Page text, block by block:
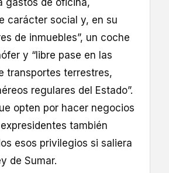
carácter social y, en su
de inmuebles”, un coche
y “libre pase en las
transportes terrestres,
regulares del Estado”.
opten por hacer negocios
también
esos privilegios si saliera
de Sumar.